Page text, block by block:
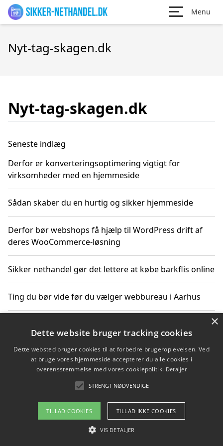
Menu
Nyt-tag-skagen.dk
Nyt-tag-skagen.dk
Seneste indlæg
Derfor er konverteringsoptimering vigtigt for
virksomheder med en hjemmeside
Sådan skaber du en hurtig og sikker hjemmeside
Derfor bør webshops få hjælp til WordPress drift af
deres WooCommerce-løsning
Sikker nethandel gør det lettere at købe barkflis online
Ting du bør vide før du vælger webbureau i Aarhus
Om / kontakt
Blog Betingelser
×
Dette website bruger tracking cookies
Dette websted bruger cookies til at forbedre brugeroplevelsen. Ved
at bruge vores hjemmeside accepterer du alle cookies i
overensstemmelse med vores cookiepolitik. Detaljer
STRENGT NØDVENDIGE
TILLAD COOKIES TILLAD IKKE COOKIES
VIS DETALJER